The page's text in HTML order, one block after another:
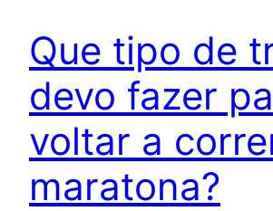
Que tipo de
devo fazer
voltar a
maratona?